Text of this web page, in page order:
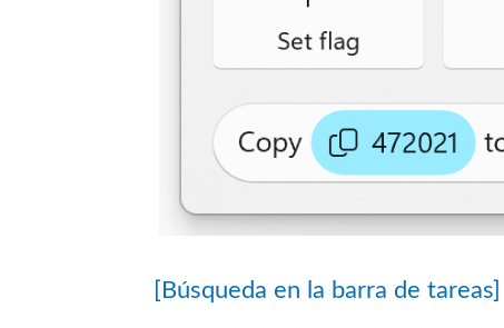
[Búsqueda en la barra de tareas]